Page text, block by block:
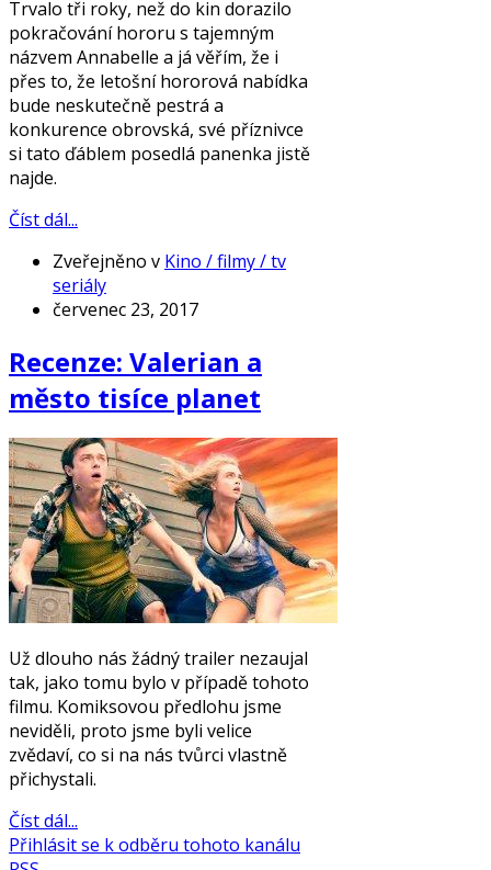
Trvalo tři roky, než do kin dorazilo
pokračování hororu s tajemným
názvem Annabelle a já věřím, že i
přes to, že letošní hororová nabídka
bude neskutečně pestrá a
konkurence obrovská, své příznivce
si tato ďáblem posedlá panenka jistě
najde.
Číst dál...
Zveřejněno v Kino / filmy / tv
seriály
červenec 23, 2017
Recenze: Valerian a
město tisíce planet
Už dlouho nás žádný trailer nezaujal
tak, jako tomu bylo v případě tohoto
filmu. Komiksovou předlohu jsme
neviděli, proto jsme byli velice
zvědaví, co si na nás tvůrci vlastně
přichystali.
Číst dál...
Přihlásit se k odběru tohoto kanálu